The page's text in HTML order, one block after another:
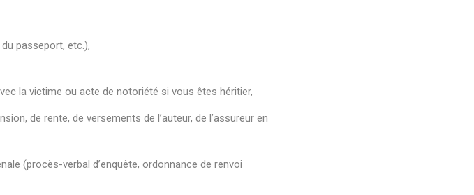
du passeport, etc.),
la victime ou acte de notoriété si vous êtes héritier,
de rente, de versements de l’auteur, de l’assureur en
(procès-verbal d’enquête, ordonnance de renvoi